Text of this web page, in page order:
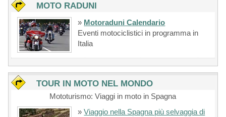
MOTO RADUNI
» Motoraduni Calendario
Eventi motociclistici in programma in
Italia
TOUR IN MOTO NEL MONDO
Mototurismo: Viaggi in moto in Spagna
»Viaggio nella Spagna più selvaggia di